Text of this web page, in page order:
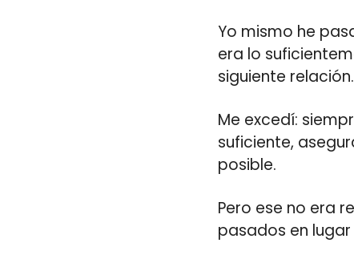
Yo mismo he
era lo
siguiente relación.
Me excedí:
suficiente,
posible.
Pero ese no era
pasados en